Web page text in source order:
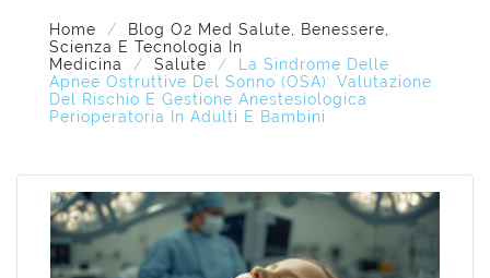
Home
Blog O2 Med Salute, Benessere,
Scienza E Tecnologia In
Medicina
Salute
La Sindrome Delle
Apnee Ostruttive Del Sonno (OSA): Valutazione
Del Rischio E Gestione Anestesiologica
Perioperatoria In Adulti E Bambini